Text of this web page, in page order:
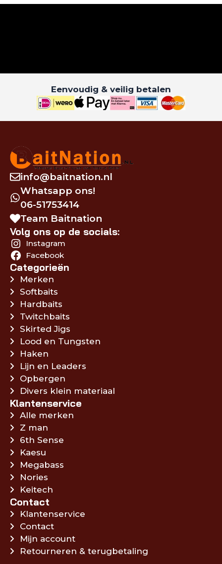
Eenvoudig & veilig betalen
info@baitnation.nl
Whatsapp ons!
06-51753414
Team Baitnation
Volg ons op de socials:
Instagram
Facebook
Categorieën
Merken
Softbaits
Hardbaits
Twitchbaits
Skirted Jigs
Lood en Tungsten
Haken
Lijn en Leaders
Opbergen
Divers klein materiaal
Klantenservice
Alle merken
Z man
6th Sense
Kaesu
Megabass
Nories
Keitech
Contact
Klantenservice
Contact
Mijn account
Retourneren & terugbetaling